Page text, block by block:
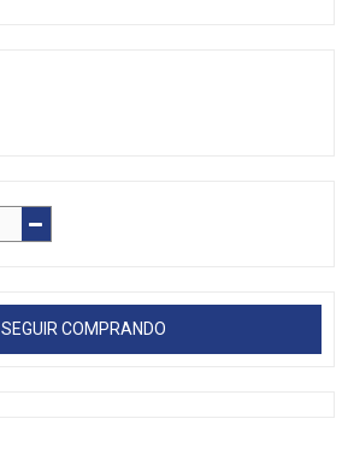
SEGUIR COMPRANDO